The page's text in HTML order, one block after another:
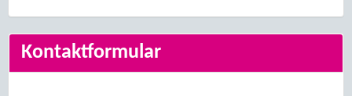
Kontaktformular